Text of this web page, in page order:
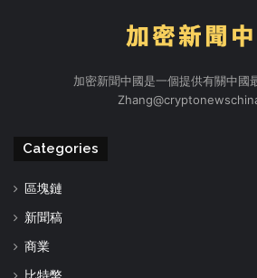
加密新聞中國是一個提供有關中國
Categories
區塊鏈
新聞稿
商業
比特幣